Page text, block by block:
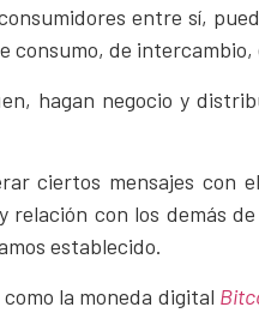
entre sí,
consumo, de intercambio,
hagan negocio y
ciertos mensajes con
con los demás
establecido.
la moneda digital